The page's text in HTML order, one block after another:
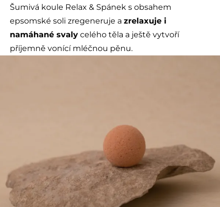
Šumivá koule Relax & Spánek s obsahem
epsomské soli zregeneruje a zrelaxuje i
namáhané svaly celého těla a ještě vytvoří
příjemně vonící mléčnou pěnu.